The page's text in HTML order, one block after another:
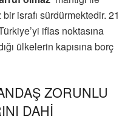
israfı sürdürmektedir. 21
iflas noktasına
ülkelerin kapısına borç
ZORUNLU
DAHİ